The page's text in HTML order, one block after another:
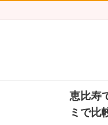
恵比寿
ミで比